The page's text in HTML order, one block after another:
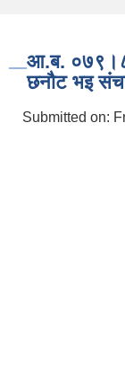
आ.ब.
छनौट भइ
Submitted on: